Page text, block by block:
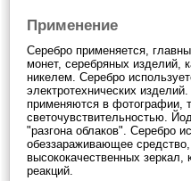
Применение
Серебро применяется,
монет, серебряных изделий,
никелем. Серебро
электротехнических
применяются в фотографии,
светочувствительностью.
"разгона облаков". Серебро
обеззараживающее
высококачественных зеркал,
реакций.